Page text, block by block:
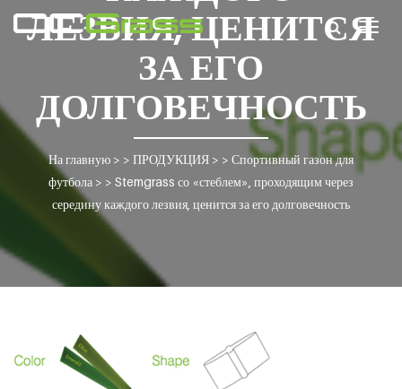
ЛЕЗВИЯ, ЦЕНИТСЯ
ЗА ЕГО
ДОЛГОВЕЧНОСТЬ
На главную > > ПРОДУКЦИЯ > > Спортивный газон для
футбола > > Stemgrass со «стеблем», проходящим через
середину каждого лезвия, ценится за его долговечность